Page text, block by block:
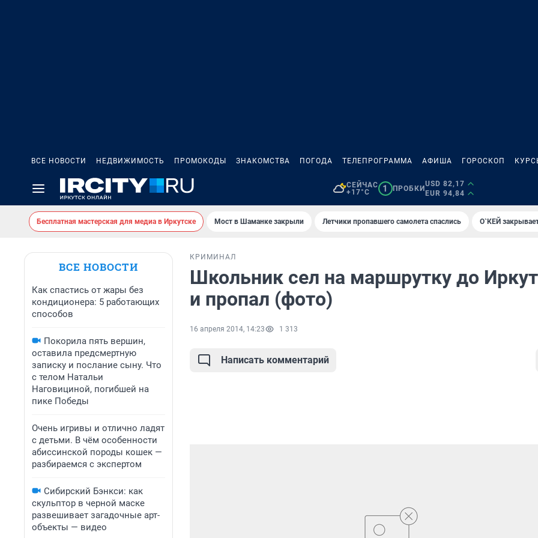
ВСЕ НОВОСТИ НЕДВИЖИМОСТЬ ПРОМОКОДЫ ЗНАКОМСТВА ПОГОДА ТЕЛЕПРОГРАММА АФИША ГОРОСКОП
СЕЙЧАС
+17°C
1 ПРОБКИ
USD 82,17
EUR 94,84
Бесплатная мастерская для медиа в Иркутске Мост в Шаманке закрыли Летчики пропавшего самолета спаслись О`КЕЙ
ВСЕ НОВОСТИ
Как спастись от жары без
кондиционера: 5 работающих
способов
Покорила пять вершин,
оставила предсмертную
записку и послание сыну. Что
с телом Натальи
Наговициной, погибшей на
пике Победы
Очень игривы и отлично ладят
с детьми. В чём особенности
абиссинской породы кошек —
разбираемся с экспертом
Сибирский Бэнкси: как
скульптор в черной маске
развешивает загадочные арт-
объекты — видео
КРИМИНАЛ
Школьник сел на маршрутку до
и пропал (фото)
16 апреля 2014, 14:23 1 313
Написать комментарий